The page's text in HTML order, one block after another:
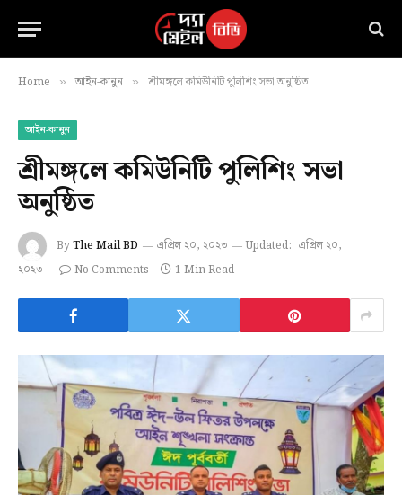
Home » আইন-কানুন » শ্রীমঙ্গলে কমিউনিটি পুলিশিং সভা অনুষ্ঠিত
আইন-কানুন
শ্রীমঙ্গলে কমিউনিটি পুলিশিং সভা
অনুষ্ঠিত
ByThe Mail BD এপ্রিল ২০, ২০২৩ Updated: এপ্রিল ২০,
২০২৩
No Comments 1 Min Read